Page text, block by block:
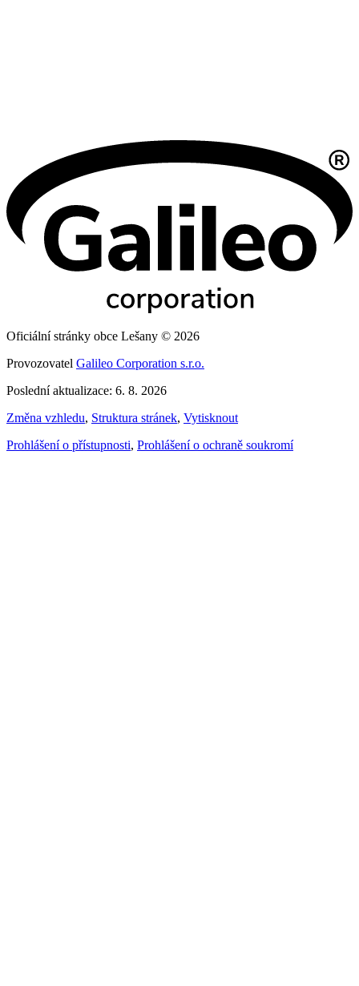
Oficiální stránky obce Lešany © 2026
Provozovatel Galileo Corporation s.r.o.
Poslední aktualizace: 6. 8. 2026
Změna vzhledu, Struktura stránek, Vytisknout
Prohlášení o přístupnosti, Prohlášení o ochraně soukromí